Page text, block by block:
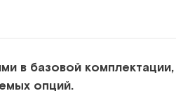
в базовой комплектации,
опций.